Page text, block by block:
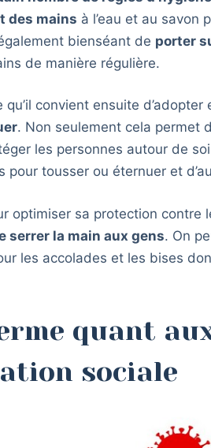
des mains à l’eau et au savon
bienséant de porter
de manière régulière.
qu’il convient ensuite
. Non seulement cela permet
les personnes autour de
pour tousser ou éternuer et
optimiser sa protection contre
serrer la main aux gens. On
les accolades et les bises
quant
sociale